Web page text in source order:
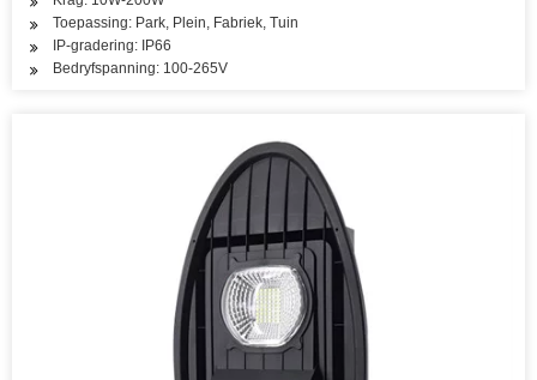
Toepassing: Park, Plein, Fabriek, Tuin
IP-gradering: IP66
Bedryfspanning: 100-265V